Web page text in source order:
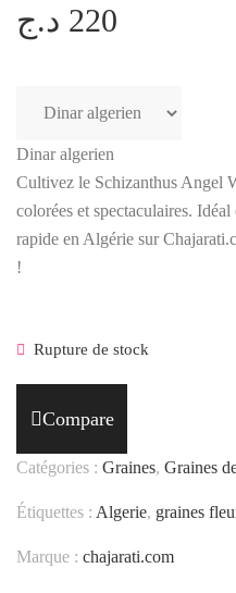
220 د.ج
Dinar algerien
Cultivez le Schizanthus Angel
colorées et spectaculaires.
rapide en Algérie sur
!
Rupture de stock
Compare
Catégories : Graines, Graines
Étiquettes : Algerie, graines
Marque : chajarati.com